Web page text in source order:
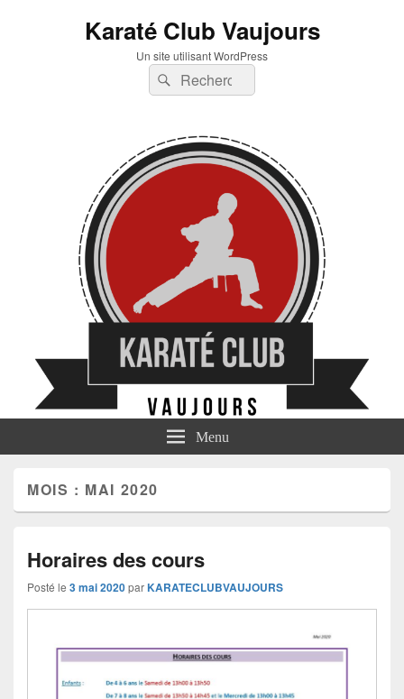
Karaté Club Vaujours
Un site utilisant WordPress
Recherche :
Rechercher
Menu
MOIS : MAI 2020
Horaires des cours
Posté le 3 mai 2020parKARATECLUBVAUJOURS